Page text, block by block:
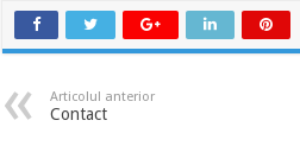
Articolul anterior
Contact